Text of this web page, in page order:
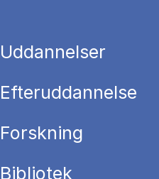
Uddannelser
Efteruddannelse
Forskning
Bibliotek